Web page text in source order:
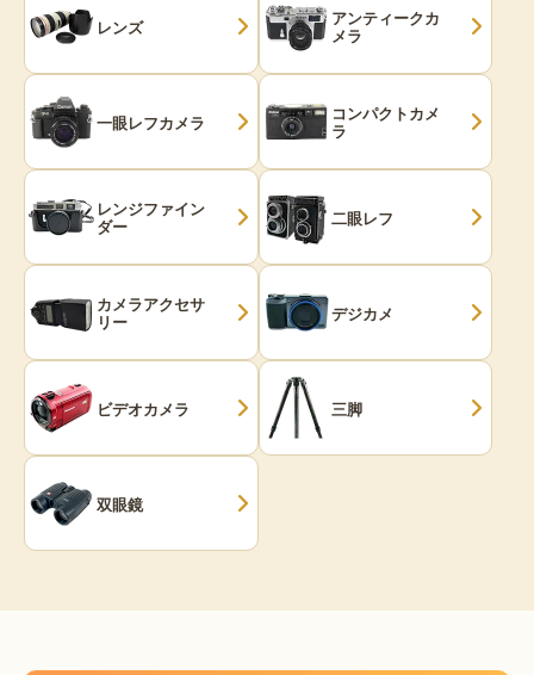
レンズ アンティークカ
メラ
一眼レフカメラ コンパクトカメ
ラ
レンジファイン
ダー 二眼レフ
カメラアクセサ
リー デジカメ
ビデオカメラ 三脚
双眼鏡